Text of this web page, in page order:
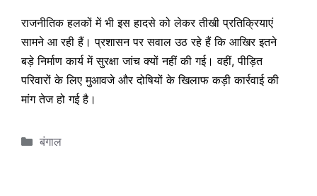
राजनीतिक हलकों में भी इस हादसे को लेकर तीखी प्रतिक्रियाएं
सामने आ रही हैं। प्रशासन पर सवाल उठ रहे हैं कि आखिर इतने
बड़े निर्माण कार्य में सुरक्षा जांच क्यों नहीं की गई। वहीं, पीड़ित
परिवारों के लिए मुआवजे और दोषियों के खिलाफ कड़ी कार्रवाई की
मांग तेज हो गई है।
Categories
बंगाल